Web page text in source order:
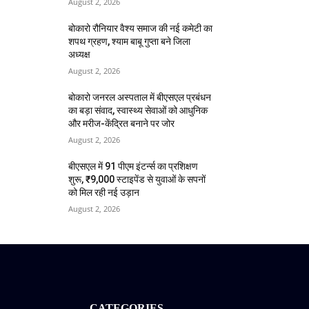
बोकारो रौनियार वैश्य समाज की नई कमेटी का
शपथ ग्रहण, श्याम बाबू गुप्ता बने जिला
अध्यक्ष
August 2, 2026
बोकारो जनरल अस्पताल में बीएसएल प्रबंधन
का बड़ा संवाद, स्वास्थ्य सेवाओं को आधुनिक
और मरीज-केंद्रित बनाने पर जोर
August 2, 2026
बीएसएल में 91 पीएम इंटर्न्स का प्रशिक्षण
शुरू, ₹9,000 स्टाइपेंड से युवाओं के सपनों
को मिल रही नई उड़ान
August 2, 2026